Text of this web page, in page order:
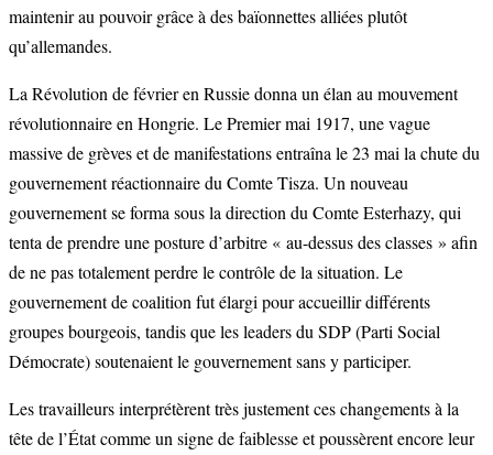
maintenir au pouvoir grâce à des baïonnettes alliées plutôt
qu’allemandes.
La Révolution de février en Russie donna un élan au mouvement
révolutionnaire en Hongrie. Le Premier mai 1917, une vague
massive de grèves et de manifestations entraîna le 23 mai la chute du
gouvernement réactionnaire du Comte Tisza. Un nouveau
gouvernement se forma sous la direction du Comte Esterhazy, qui
tenta de prendre une posture d’arbitre « au-dessus des classes » afin
de ne pas totalement perdre le contrôle de la situation. Le
gouvernement de coalition fut élargi pour accueillir différents
groupes bourgeois, tandis que les leaders du SDP (Parti Social
Démocrate) soutenaient le gouvernement sans y participer.
Les travailleurs interprétèrent très justement ces changements à la
tête de l’État comme un signe de faiblesse et poussèrent encore leur